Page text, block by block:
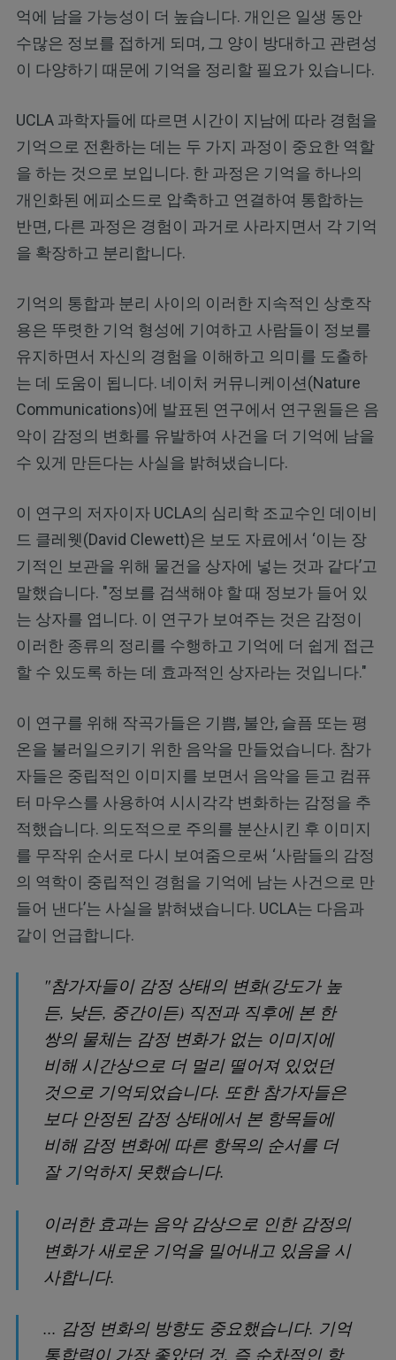
억에 남을 가능성이 더 높습니다. 개인은 일생 동안
수많은 정보를 접하게 되며, 그 양이 방대하고 관련성
이 다양하기 때문에 기억을 정리할 필요가 있습니다.
UCLA 과학자들에 따르면 시간이 지남에 따라 경험을
기억으로 전환하는 데는 두 가지 과정이 중요한 역할
을 하는 것으로 보입니다. 한 과정은 기억을 하나의
개인화된 에피소드로 압축하고 연결하여 통합하는
반면, 다른 과정은 경험이 과거로 사라지면서 각 기억
을 확장하고 분리합니다.
기억의 통합과 분리 사이의 이러한 지속적인 상호작
용은 뚜렷한 기억 형성에 기여하고 사람들이 정보를
유지하면서 자신의 경험을 이해하고 의미를 도출하
는 데 도움이 됩니다. 네이처 커뮤니케이션(Nature
Communications)에 발표된 연구에서 연구원들은 음
악이 감정의 변화를 유발하여 사건을 더 기억에 남을
수 있게 만든다는 사실을 밝혀냈습니다.
이 연구의 저자이자 UCLA의 심리학 조교수인 데이비
드 클레웻(David Clewett)은 보도 자료에서 ‘이는 장
기적인 보관을 위해 물건을 상자에 넣는 것과 같다’고
말했습니다. "정보를 검색해야 할 때 정보가 들어 있
는 상자를 엽니다. 이 연구가 보여주는 것은 감정이
이러한 종류의 정리를 수행하고 기억에 더 쉽게 접근
할 수 있도록 하는 데 효과적인 상자라는 것입니다."
이 연구를 위해 작곡가들은 기쁨, 불안, 슬픔 또는 평
온을 불러일으키기 위한 음악을 만들었습니다. 참가
자들은 중립적인 이미지를 보면서 음악을 듣고 컴퓨
터 마우스를 사용하여 시시각각 변화하는 감정을 추
적했습니다. 의도적으로 주의를 분산시킨 후 이미지
를 무작위 순서로 다시 보여줌으로써 ‘사람들의 감정
의 역학이 중립적인 경험을 기억에 남는 사건으로 만
들어 낸다’는 사실을 밝혀냈습니다. UCLA는 다음과
같이 언급합니다.
"참가자들이 감정 상태의 변화(강도가 높
든, 낮든, 중간이든) 직전과 직후에 본 한
쌍의 물체는 감정 변화가 없는 이미지에
비해 시간상으로 더 멀리 떨어져 있었던
것으로 기억되었습니다. 또한 참가자들은
보다 안정된 감정 상태에서 본 항목들에
비해 감정 변화에 따른 항목의 순서를 더
잘 기억하지 못했습니다.
이러한 효과는 음악 감상으로 인한 감정의
변화가 새로운 기억을 밀어내고 있음을 시
사합니다.
... 감정 변화의 방향도 중요했습니다. 기억
통합력이 가장 좋았던 것, 즉 순차적인 항